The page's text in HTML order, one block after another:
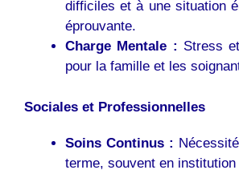
difficiles et à une situation
éprouvante.
Charge Mentale : Stress
pour la famille et les
Sociales et Professionnelles
Soins Continus :
terme, souvent en